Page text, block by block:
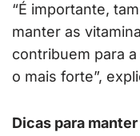
“É importante,
manter as
contribuem para
o mais forte”,
Dicas para